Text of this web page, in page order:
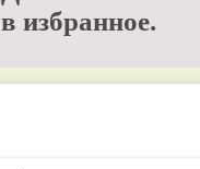
в избранное.